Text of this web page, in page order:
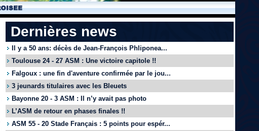
Dernières news
Il y a 50 ans: décès de Jean-François Phliponea...
Toulouse 24 - 27 ASM : Une victoire capitole !!
Falgoux : une fin d'aventure confirmée par le jou...
3 jeunards titulaires avec les Bleuets
Bayonne 20 - 3 ASM : Il n’y avait pas photo
L’ASM de retour en phases finales !!
ASM 55 - 20 Stade Français : 5 points pour espér...